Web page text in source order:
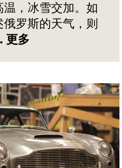
，冰雪交加。如
罗斯的天气，则
更多